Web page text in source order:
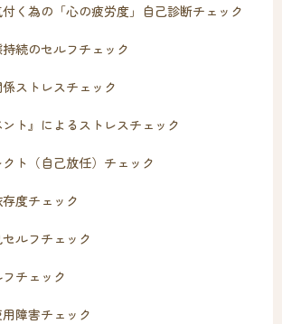
く為の「心の疲労度」自己診断チェック
続のセルフチェック
ストレスチェック
ント』によるストレスチェック
ト（自己放任）チェック
度チェック
ルフチェック
チェック
障害チェック